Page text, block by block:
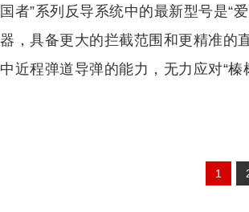
国者”系列反导系统中的最新型号是“
器，具备更大的拦截范围和更精准的
中近程弹道导弹的能力，无力应对“榛
1